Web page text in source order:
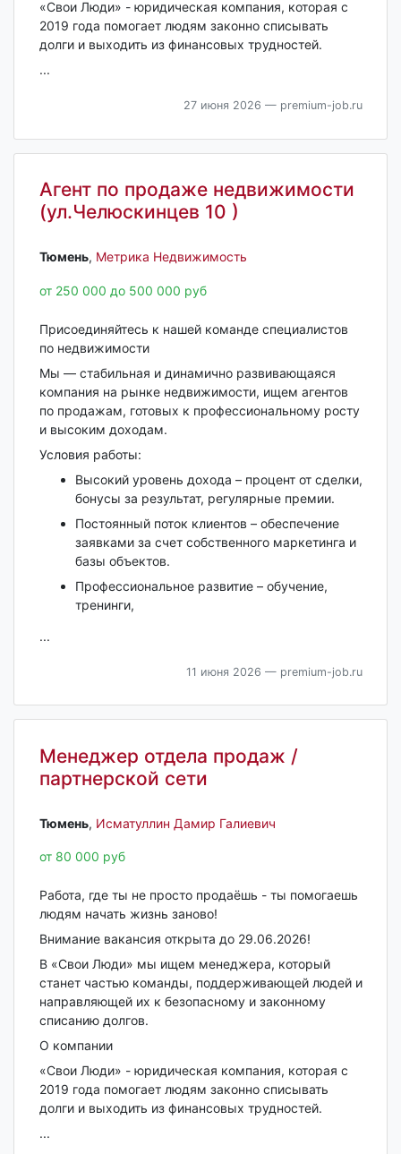
«Свои Люди» - юридическая компания, которая с
2019 года помогает людям законно списывать
долги и выходить из финансовых трудностей.
...
27 июня 2026 — premium-job.ru
Агент по продаже недвижимости
(ул.Челюскинцев 10 )
Тюмень‎, Метрика Недвижимость
от 250 000 до 500 000 руб
Присоединяйтесь к нашей команде специалистов
по недвижимости
Мы — стабильная и динамично развивающаяся
компания на рынке недвижимости, ищем агентов
по продажам, готовых к профессиональному росту
и высоким доходам.
Условия работы:
Высокий уровень дохода – процент от сделки,
бонусы за результат, регулярные премии.
Постоянный поток клиентов – обеспечение
заявками за счет собственного маркетинга и
базы объектов.
Профессиональное развитие – обучение,
тренинги,
...
11 июня 2026 — premium-job.ru
Менеджер отдела продаж /
партнерской сети
Тюмень‎, Исматуллин Дамир Галиевич
от 80 000 руб
Работа, где ты не просто продаёшь - ты помогаешь
людям начать жизнь заново!
Внимание вакансия открыта до 29.06.2026!
В «Свои Люди» мы ищем менеджера, который
станет частью команды, поддерживающей людей и
направляющей их к безопасному и законному
списанию долгов.
О компании
«Свои Люди» - юридическая компания, которая с
2019 года помогает людям законно списывать
долги и выходить из финансовых трудностей.
...